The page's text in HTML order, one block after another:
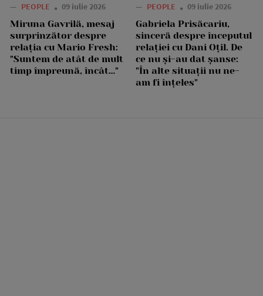
— PEOPLE 09 iulie 2026
Miruna Gavrilă, mesaj
surprinzător despre
relația cu Mario Fresh:
"Suntem de atât de mult
timp împreună, încât…"
— PEOPLE 09 iulie 2026
Gabriela Prisăcariu,
sinceră despre începutul
relației cu Dani Oțil. De
ce nu și-au dat șanse:
"În alte situații nu ne-
am fi înțeles"